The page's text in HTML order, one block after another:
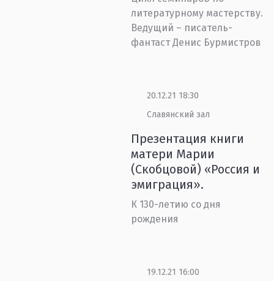
литературному мастерству.
Ведущий – писатель-
фантаст Денис Бурмистров
20.12.21 18:30
Славянский зал
Презентация книги
матери Марии
(Скобцовой) «Россия и
эмиграция».
К 130-летию со дня
рождения
19.12.21 16:00